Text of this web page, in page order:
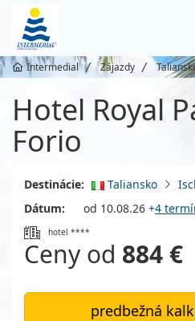
Intermedial Zájazdy
Hotel Royal
Forio
Destinácie: Taliansko
Dátum:
od 10.08.26 +4
hotel ****
Ceny od 884 €
predbežná